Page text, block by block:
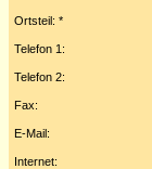
Ortsteil: *
Telefon 1:
Telefon 2:
Fax:
E-Mail:
Internet: